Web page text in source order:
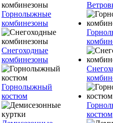
Горнолыжные
комбинезоны
Снегоходные
комбинезоны
Горнолыжный
костюм
костюм